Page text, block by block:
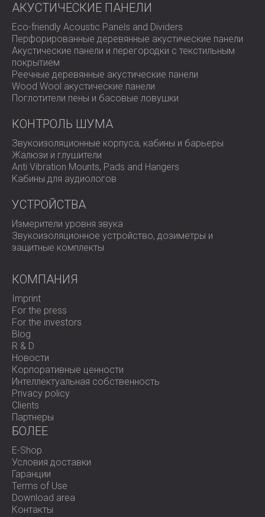
интерьера
Полная поставка и установка на месте
Решение
DECIBEL разработал решение с использованием
акустических панелей, обернутых тканью,
установленных стратегически на основных
отражающих поверхностях стен. Панели были
современную эстетику офиса.
Их структура с открытыми ячейками эффективно
поглощает звуки средних и высоких частот, что
особенно полезно для устранения шума речи и
печатания, улучшая общую акустическую чистоту.
Результат
После установки пространство стало тише и более
сфокусированным. Эхо от набора текста и голосов
значительно уменьшилось, а сотрудники отметили
Панели органично вписались в дизайн.
Ознакомьтесь с нашим полным ассортиментом
акустических стеновых панелей
свяжитесь с командой DECIBEL,
преобразование вашего рабочего пространства.
АКУСТИЧЕСКИЕ ПАНЕЛИ
Eco-friendly Acoustic Panels and Dividers
Перфорированные деревянные акустические панели
Акустические панели и перегородки с текстильным
покрытием
Реечные деревянные акустические панели
Wood Wool акустические панели
Поглотители пены и басовые ловушки
КОНТРОЛЬ ШУМА
Звукоизоляционные корпуса, кабины и барьеры
Жалюзи и глушители
Anti Vibration Mounts, Pads and Hangers
Кабины для аудиологов
УСТРОЙСТВА
Измерители уровня звука
Звукоизоляционное устройство, дозиметры и
защитные комплекты
КОМПАНИЯ
Imprint
For the press
For the investors
Blog
R & D
Новости
Корпоративные ценности
Интеллектуальная собственность
Privacy policy
Clients
Партнеры
БОЛЕЕ
E-Shop
Условия доставки
Гаранции
Terms of Use
Download area
Контакты